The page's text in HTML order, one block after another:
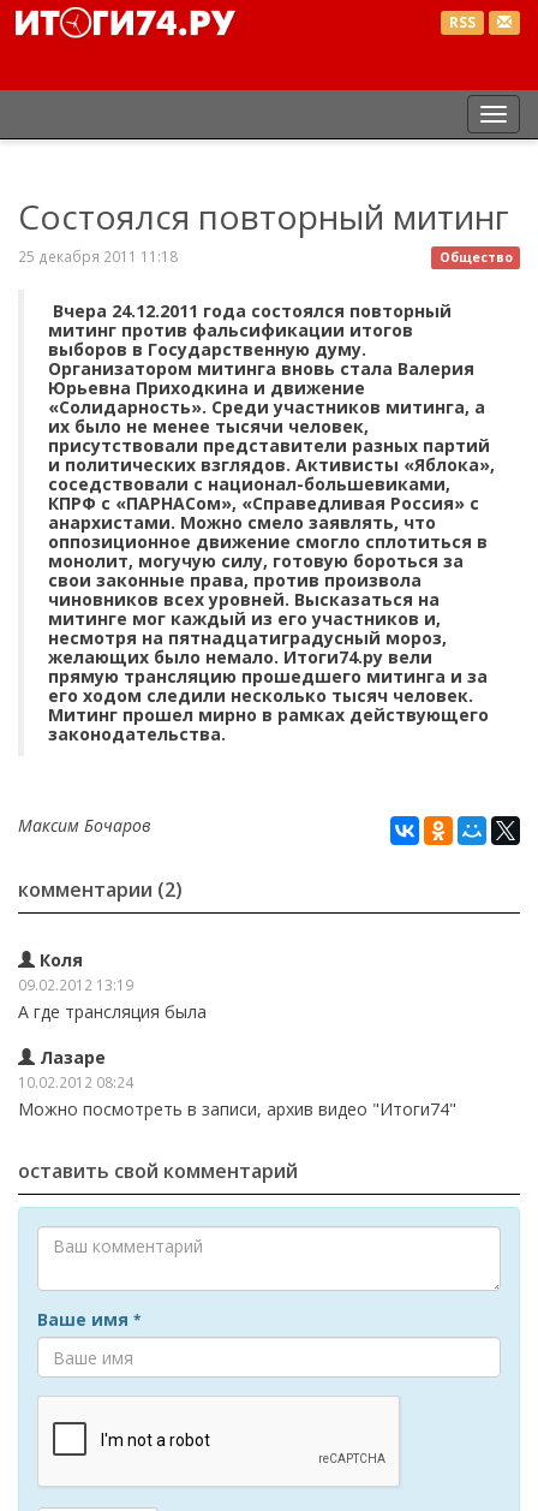
RSS
Состоялся повторный митинг
Общество
25 декабря 2011 11:18
Вчера 24.12.2011 года состоялся повторный
митинг против фальсификации итогов
выборов в Государственную думу.
Организатором митинга вновь стала Валерия
Юрьевна Приходкина и движение
«Солидарность». Среди участников митинга, а
их было не менее тысячи человек,
присутствовали представители разных партий
и политических взглядов. Активисты «Яблока»,
соседствовали с национал-большевиками,
КПРФ с «ПАРНАСом», «Справедливая Россия» с
анархистами. Можно смело заявлять, что
оппозиционное движение смогло сплотиться в
монолит, могучую силу, готовую бороться за
свои законные права, против произвола
чиновников всех уровней. Высказаться на
митинге мог каждый из его участников и,
несмотря на пятнадцатиградусный мороз,
желающих было немало. Итоги74.ру вели
прямую трансляцию прошедшего митинга и за
его ходом следили несколько тысяч человек.
Митинг прошел мирно в рамках действующего
законодательства.
Максим Бочаров
комментарии (2)
Коля
09.02.2012 13:19
А где трансляция была
Лазаре
10.02.2012 08:24
Можно посмотреть в записи, архив видео "Итоги74"
оставить свой комментарий
Ваше имя *